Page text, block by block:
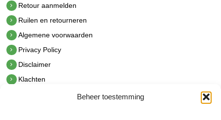
Beheer toestemming
Retour aanmelden
Ruilen en retourneren
Algemene voorwaarden
Privacy Policy
Disclaimer
Klachten